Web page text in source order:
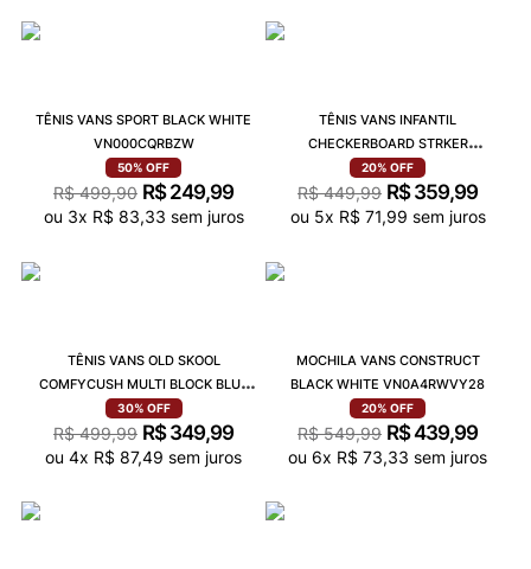
TÊNIS VANS SPORT BLACK WHITE
VN000CQRBZW
50% OFF
R$ 499,90 R$ 249,99
ou 3x R$ 83,33 sem juros
TÊNIS VANS INFANTIL
CHECKERBOARD STRKER
ULTIMATEWAFFLE HOOK AND LOOP
VN0A4UVY5GU
20% OFF
R$ 449,99 R$ 359,99
ou 5x R$ 71,99 sem juros
TÊNIS VANS OLD SKOOL
COMFYCUSH MULTI BLOCK BLUE
CORAL BLACK VN0A5EDYCZ8X
30% OFF
R$ 499,99 R$ 349,99
ou 4x R$ 87,49 sem juros
MOCHILA VANS CONSTRUCT
BLACK WHITE VN0A4RWVY28
20% OFF
R$ 549,99 R$439,99
ou 6x R$ 73,33 sem juros